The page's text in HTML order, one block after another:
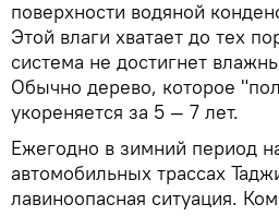
поверхности водяной
Этой влаги хватает до тех
система не достигнет
Обычно дерево, которое
укореняется за 5 — 7 лет.
Ежегодно в зимний период
автомобильных трассах
лавиноопасная ситуация.